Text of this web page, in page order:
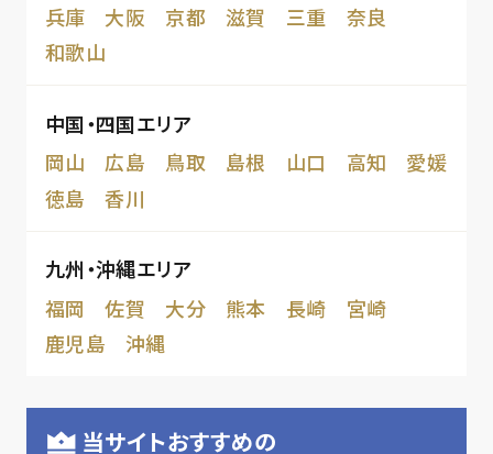
兵庫
大阪 京都 滋賀 三重
奈良
和歌山
中国・四国エリア
岡山
広島 鳥取 島根 山口 高知
愛媛
徳島
香川
九州・沖縄エリア
福岡
佐賀 大分 熊本 長崎
宮崎
鹿児島
沖縄
当サイトおすすめの